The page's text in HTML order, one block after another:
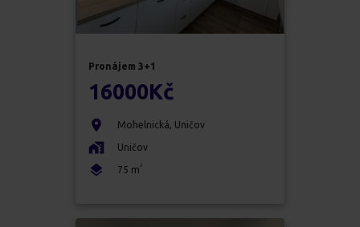
Pronájem 3+1
16000Kč
Mohelnická, Uničov
Uničov
75 m 2